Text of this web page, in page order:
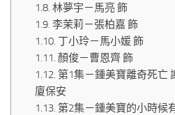
林夢宇－馬亮 飾
李茉莉－張柏嘉 飾
丁小玲－馬小媛 飾
顏俊－曹恩齊 飾
第1集－鍾美寶離奇死亡
廈保安
第2集－鍾美寶的小時候